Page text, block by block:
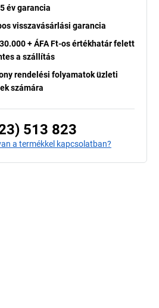
év garancia
visszavásárlási garancia
+ ÁFA Ft-os értékhatár felett
a szállítás
rendelési folyamatok üzleti
számára
513 823
a termékkel kapcsolatban?